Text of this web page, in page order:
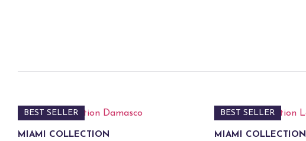
BEST SELLER
MIAMI COLLECTION
BEST SELLER
MIAMI COLLECTION